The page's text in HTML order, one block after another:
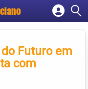
empresa
Futuro em
com